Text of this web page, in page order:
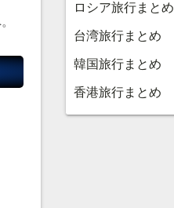
ロシア旅行まとめ
台湾旅行まとめ
韓国旅行まとめ
香港旅行まとめ